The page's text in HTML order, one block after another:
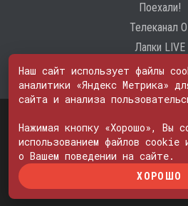
Поехали!
Телеканал
Лапки LIVE
№ ФС 77 - 74600
© 2000—2026. Редакция телеканала
материалы, опубликованные на сайте,
использование материалов возможно
телеканала.
Наш сайт использует файлы
аналитики «Яндекс Метрика»
сайта и анализа
Нажимая кнопку «Хорошо», Вы
использованием файлов cookie
о Вашем поведении на сайте.
ХОРОШО